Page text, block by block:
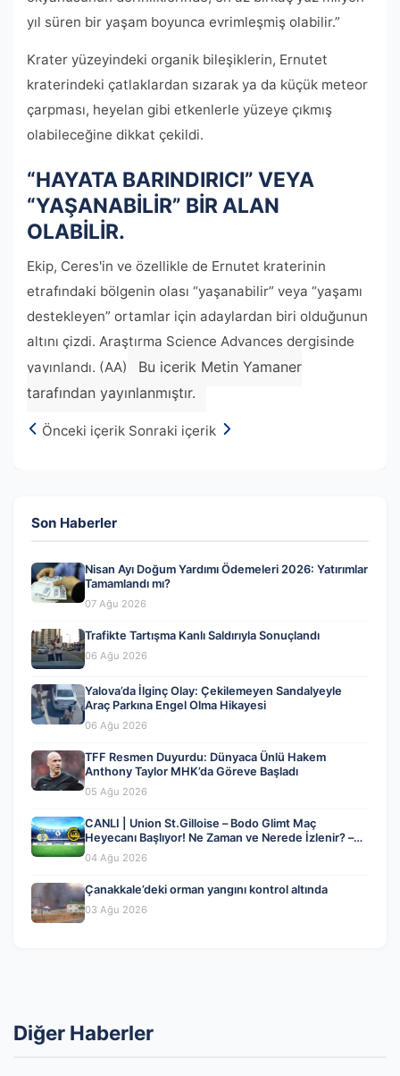
yıl süren bir yaşam boyunca evrimleşmiş olabilir.”
Krater yüzeyindeki organik bileşiklerin, Ernutet
kraterindeki çatlaklardan sızarak ya da küçük meteor
çarpması, heyelan gibi etkenlerle yüzeye çıkmış
olabileceğine dikkat çekildi.
“HAYATA BARINDIRICI” VEYA
“YAŞANABİLİR” BİR ALAN
OLABİLİR.
Ekip, Ceres'in ve özellikle de Ernutet kraterinin
etrafındaki bölgenin olası “yaşanabilir” veya “yaşamı
destekleyen” ortamlar için adaylardan biri olduğunun
altını çizdi. Araştırma Science Advances dergisinde
yayınlandı. (AA)
Bu içerik Metin Yamaner
tarafından yayınlanmıştır.
Önceki içerik Sonraki içerik
Son Haberler
Nisan Ayı Doğum Yardımı Ödemeleri 2026: Yatırımlar
Tamamlandı mı?
07 Ağu 2026
Trafikte Tartışma Kanlı Saldırıyla Sonuçlandı
06 Ağu 2026
Yalova’da İlginç Olay: Çekilemeyen Sandalyeyle
Araç Parkına Engel Olma Hikayesi
06 Ağu 2026
TFF Resmen Duyurdu: Dünyaca Ünlü Hakem
Anthony Taylor MHK’da Göreve Başladı
05 Ağu 2026
CANLI | Union St.Gilloise – Bodo Glimt Maç
Heyecanı Başlıyor! Ne Zaman ve Nerede İzlenir? –
04 Ağustos 2026
04 Ağu 2026
Çanakkale’deki orman yangını kontrol altında
03 Ağu 2026
Diğer Haberler